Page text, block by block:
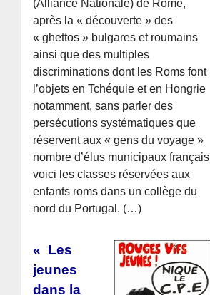
(Alliance Nationale) de Rome,
après la « découverte » des
« ghettos » bulgares et roumains
ainsi que des multiples
discriminations dont les Roms font
l’objets en Tchéquie et en Hongrie
notamment, sans parler des
persécutions systématiques que
réservent aux « gens du voyage »
nombre d’élus municipaux français
voici les classes réservées aux
enfants roms dans un collège du
nord du Portugal. (…)
« Les
jeunes
dans la